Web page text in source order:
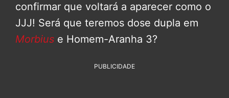
confirmar que voltará a aparecer como o
JJJ! Será que teremos dose dupla em
Morbius e Homem-Aranha 3?
PUBLICIDADE